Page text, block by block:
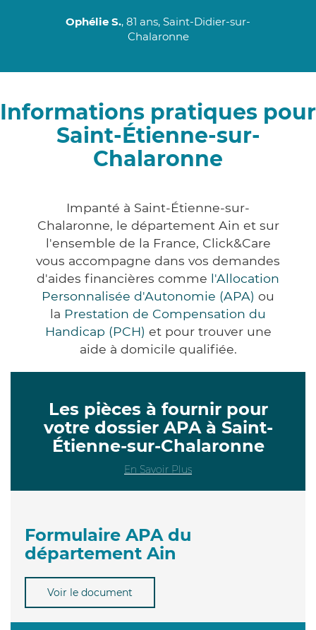
Ophélie S., 81 ans, Saint-Didier-sur-
Chalaronne
Informations pratiques pour
Saint-Étienne-sur-
Chalaronne
Impanté à Saint-Étienne-sur-
Chalaronne, le département Ain et sur
l'ensemble de la France, Click&Care
vous accompagne dans vos demandes
d'aides financières comme l'Allocation
Personnalisée d'Autonomie (APA) ou
la Prestation de Compensation du
Handicap (PCH) et pour trouver une
aide à domicile qualifiée.
Les pièces à fournir pour
votre dossier APA à Saint-
Étienne-sur-Chalaronne
En Savoir Plus
Formulaire APA du
département Ain
Voir le document